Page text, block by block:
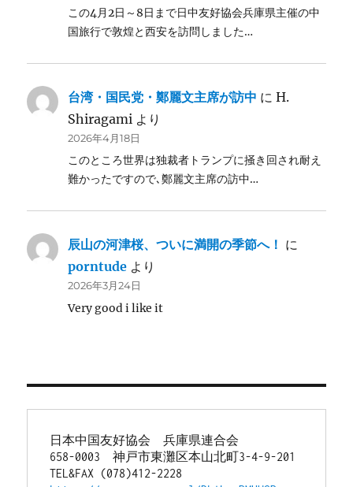
この4月2日～8日まで日中友好協会兵庫県主催の中
国旅行で敦煌と西安を訪問しました…
台湾・国民党・鄭麗文主席が訪中 にH.
Shiragami より
2026年4月18日
このところ世界は独裁者トランプに掻き回され耐え
難かったですので､鄭麗文主席の訪中…
辰山の河津桜、ついに満開の季節へ！ に
porntude より
2026年3月24日
Very good i like it
日本中国友好協会　兵庫県連合会
658-0003　神戸市東灘区本山北町3-4-9-201
TEL&FAX (078)412-2228